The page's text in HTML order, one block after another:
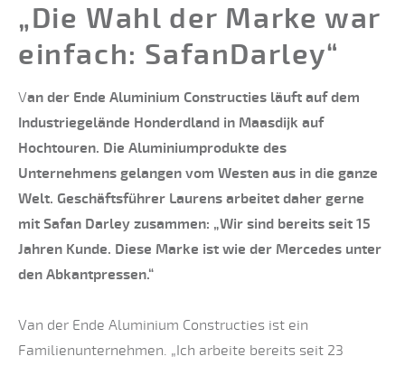
„Die Wahl der Marke war
einfach: SafanDarley“
Van der Ende Aluminium Constructies läuft auf dem
Industriegelände Honderdland in Maasdijk auf
Hochtouren. Die Aluminiumprodukte des
Unternehmens gelangen vom Westen aus in die ganze
Welt. Geschäftsführer Laurens arbeitet daher gerne
mit Safan Darley zusammen: „Wir sind bereits seit 15
Jahren Kunde. Diese Marke ist wie der Mercedes unter
den Abkantpressen.“
Van der Ende Aluminium Constructies ist ein
Familienunternehmen. „Ich arbeite bereits seit 23